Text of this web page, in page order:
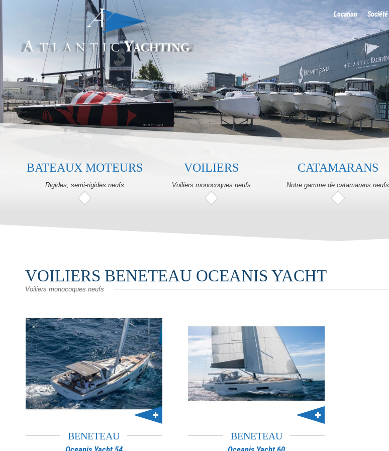
Location Société
BATEAUX MOTEURS
Rigides, semi-rigides neufs
VOILIERS
Voiliers monocoques neufs
CATAMARANS
Notre gamme de catamarans neufs
VOILIERS BENETEAU OCEANIS YACHT
Voiliers monocoques neufs
BENETEAU BENETEAU